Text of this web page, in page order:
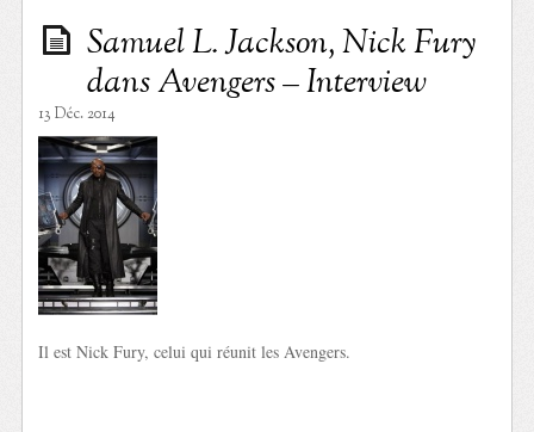
Samuel L. Jackson, Nick Fury
dans Avengers – Interview
13 Déc. 2014
Il est Nick Fury, celui qui réunit les Avengers.